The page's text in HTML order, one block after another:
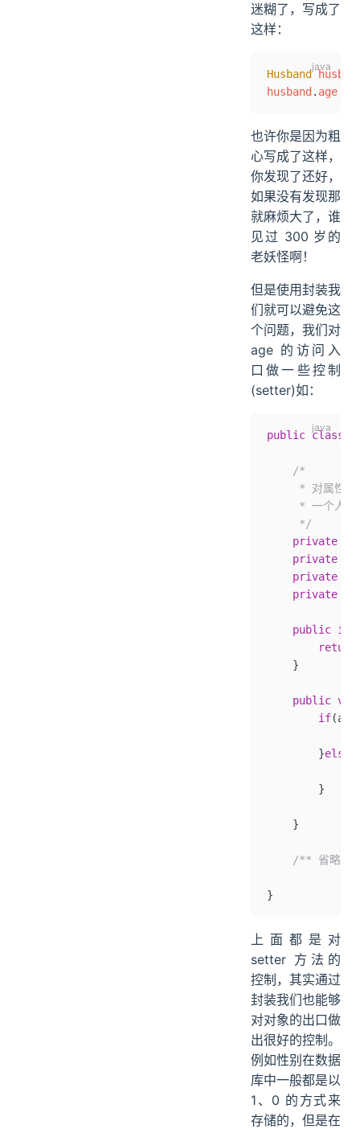
迷糊了，写成了
这样：
Husband
husband . age
也许你是因为粗
心写成了这样，
你发现了还好，
如果没有发现那
就麻烦大了，谁
见过 300 岁的
老妖怪啊！
但是使用封装我
们就可以避免这
个问题，我们对
age 的访问入
口做一些控制
(setter)如：
public class
    /*
* 对属性的
* 一个人的
     */
    private
    private
    private
    private
    public
int
        return
    }
    public
        if
        }
else
        }
    }
/** 省略其
}
上面都是对
setter 方法的
控制，其实通过
封装我们也能够
对对象的出口做
出很好的控制。
例如性别在数据
库中一般都是以
1、0 的方式来
存储的，但是在